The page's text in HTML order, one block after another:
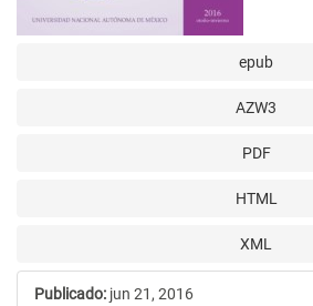
epub
AZW3
PDF
HTML
XML
Publicado: jun 21, 2016